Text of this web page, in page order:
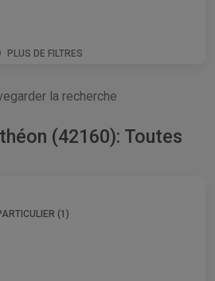
PLUS DE FILTRES
la recherche
(42160): Toutes
(1)